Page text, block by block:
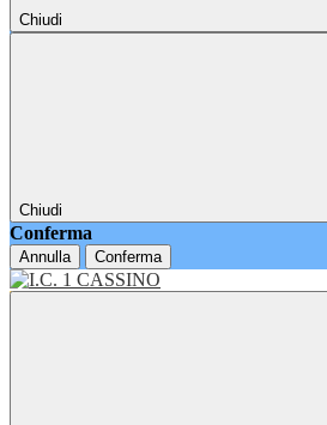
Chiudi
Chiudi
Conferma
Annulla Conferma